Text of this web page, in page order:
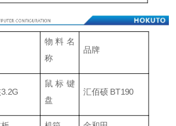
物料名
称
品牌
鼠标键
盘
汇佰硕 BT190